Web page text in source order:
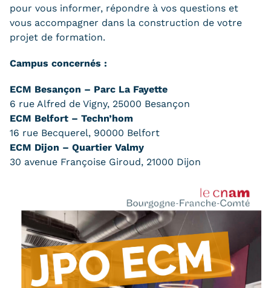
Qualiopi
Le Cnam ICSV
Mobilité internationale et
Erasmus
Règlement intérieur
Infos élèves
Modalités d'inscription
Modalités de financement
Infos entreprises
Former ses salariés
pour vous informer, répondre à vos questions et
vous accompagner dans la construction de votre
projet de formation.
Campus concernés :
ECM Besançon – Parc La Fayette
6 rue Alfred de Vigny, 25000 Besançon
ECM Belfort – Techn’hom
16 rue Becquerel, 90000 Belfort
ECM Dijon – Quartier Valmy
30 avenue Françoise Giroud, 21000 Dijon